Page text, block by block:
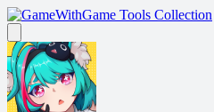
Game Tools Collection